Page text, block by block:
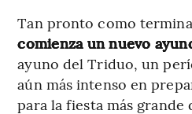
Tan pronto como
comienza un nuevo
ayuno del Triduo, un
aún más intenso en
para la fiesta más grande